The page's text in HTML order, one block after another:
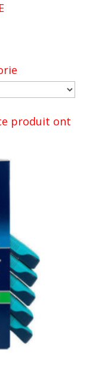
produit ont